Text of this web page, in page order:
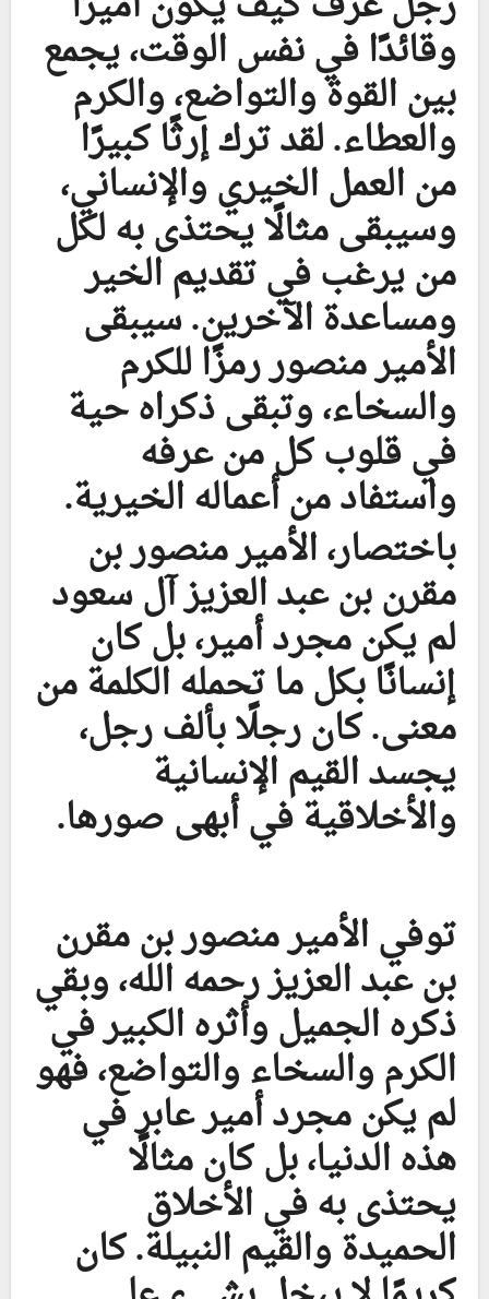
وقائدًا في نفس الوقت، يجمع
بين القوة والتواضع، والكرم
والعطاء. لقد ترك إرثًا كبيرًا
من العمل الخيري والإنساني،
وسيبقى مثالًا يحتذى به لكل
من يرغب في تقديم الخير
ومساعدة الآخرين. سيبقى
الأمير منصور رمزًا للكرم
والسخاء، وتبقى ذكراه حية
في قلوب كل من عرفه
واستفاد من أعماله الخيرية.
باختصار، الأمير منصور بن
مقرن بن عبد العزيز آل سعود
لم يكن مجرد أمير، بل كان
إنسانًا بكل ما تحمله الكلمة من
معنى. كان رجلًا بألف رجل،
يجسد القيم الإنسانية
والأخلاقية في أبهى صورها.
توفي الأمير منصور بن مقرن
بن عبد العزيز رحمه الله، وبقي
ذكره الجميل وأثره الكبير في
الكرم والسخاء والتواضع، فهو
لم يكن مجرد أمير عابر في
هذه الدنيا، بل كان مثالًا
يحتذى به في الأخلاق
الحميدة والقيم النبيلة. كان